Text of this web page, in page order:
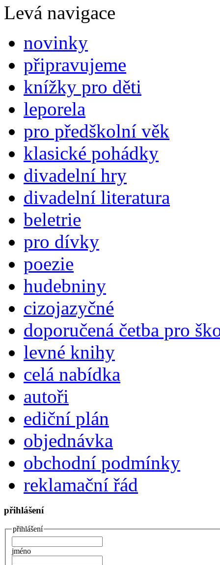
Levá navigace
novinky
připravujeme
knížky pro děti
leporela
pro předškolní věk
klasické pohádky
divadelní hry
divadelní literatura
beletrie
pro dívky
poezie
hudebniny
cizojazyčné
doporučená četba pro
levné knihy
celá nabídka
autoři
ediční plán
objednávka
obchodní podmínky
reklamační řád
přihlášení
přihlášení
jméno